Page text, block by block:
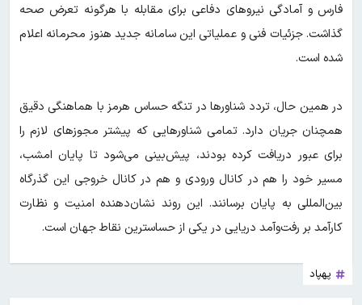
فارس و آمادگی نیروهای دفاعی برای مقابله با هرگونه تعرض صحه
گذاشت. جزئیات فنی و عملیاتی این سامانه جدید هنوز محرمانه اعلام
شده است.
در همین حال، تردد شناورها در تنگه حساس هرمز با هماهنگی دقیق
همچنان جریان دارد. تمامی شناورهایی که پیشتر مجوزهای لازم را
برای عبور دریافت کرده بودند، پیش‌بینی می‌شود تا پایان امشب،
مسیر خود را هم در کانال ورودی و هم در کانال خروجی این گذرگاه
بین‌المللی به پایان برسانند. این روند نشان‌دهنده امنیت و نظارت
کارآمد بر رفت‌وآمد دریایی در یکی از حساسترین نقاط جهان است.
پهپاد